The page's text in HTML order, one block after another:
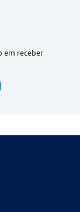
em receber